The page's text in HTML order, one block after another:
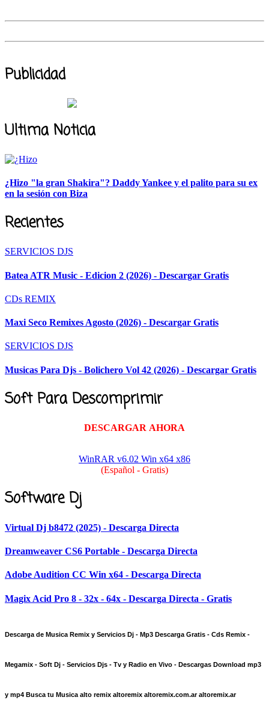
Publicidad
Ultima Noticia
¿Hizo "la gran Shakira"? Daddy Yankee y el palito para su ex
en la sesión con Biza
Recientes
SERVICIOS DJS
Batea ATR Music - Edicion 2 (2026) - Descargar Gratis
CDs REMIX
Maxi Seco Remixes Agosto (2026) - Descargar Gratis
SERVICIOS DJS
Musicas Para Djs - Bolichero Vol 42 (2026) - Descargar Gratis
Soft Para Descomprimir
DESCARGAR AHORA
WinRAR v6.02 Win x64 x86
(Español - Gratis)
Software Dj
Virtual Dj b8472 (2025) - Descarga Directa
Dreamweaver CS6 Portable - Descarga Directa
Adobe Audition CC Win x64 - Descarga Directa
Magix Acid Pro 8 - 32x - 64x - Descarga Directa - Gratis
Descarga de Musica Remix y Servicios Dj - Mp3 Descarga Gratis - Cds Remix -
Megamix - Soft Dj - Servicios Djs - Tv y Radio en Vivo - Descargas Download mp3
y mp4 Busca tu Musica alto remix altoremix altoremix.com.ar altoremix.ar